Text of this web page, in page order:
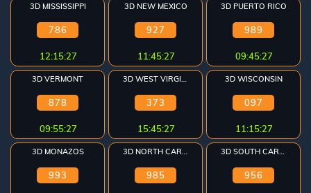
3D MISSISSIPPI
786
12:15:26
3D NEW MEXICO
927
11:45:26
3D PUERTO RICO
989
09:45:26
3D VERMONT
878
09:55:26
373
15:45:26
3D WISCONSIN
097
11:15:26
3D MONAZOS
993 985 956